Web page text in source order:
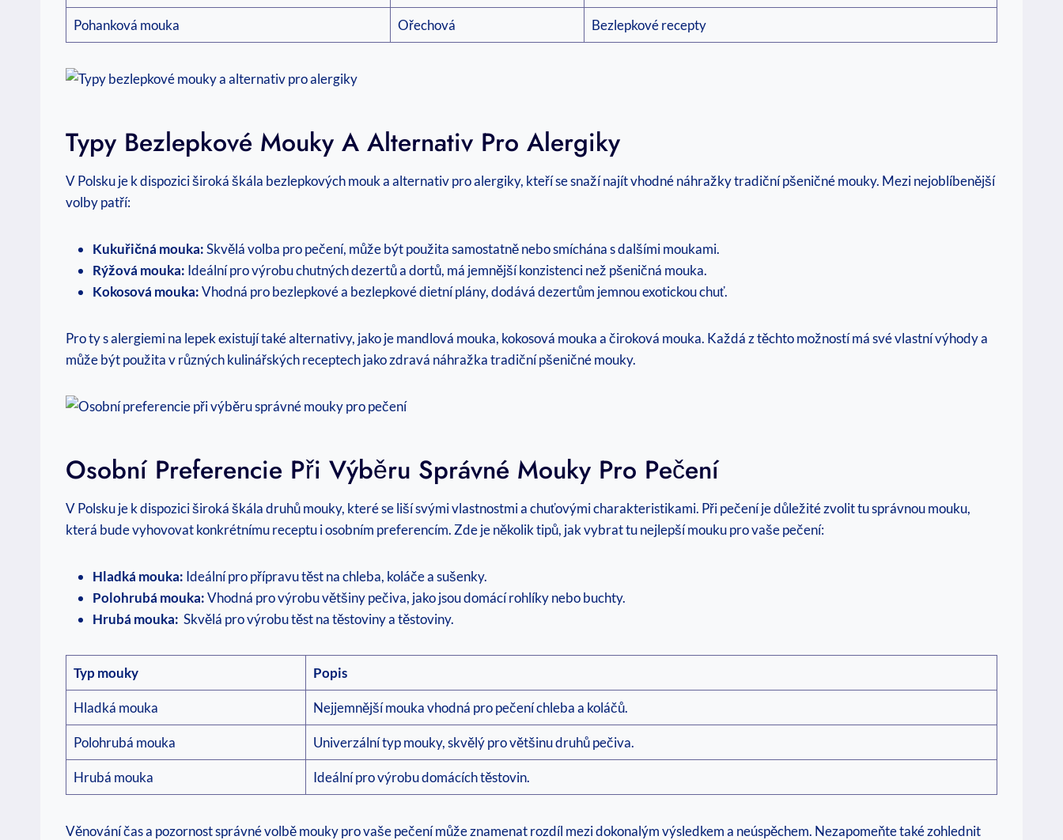
Pohanková mouka Ořechová Bezlepkové‌ recepty
Typy Bezlepkové Mouky A Alternativ Pro Alergiky
V Polsku je k dispozici široká škála bezlepkových ‍mouk a alternativ pro alergiky, kteří se snaží najít vhodné ‍náhražky tradiční pšeničné mouky. Mezi nejoblíbenější
volby patří:
Kukuřičná mouka:Skvělá volba pro pečení, může být použita samostatně nebo smíchána s dalšími moukami.
Rýžová mouka: Ideální pro výrobu chutných dezertů a ⁢dortů,⁢ má jemnější konzistenci než ​pšeničná mouka.
Kokosová‌ mouka:Vhodná pro bezlepkové a bezlepkové dietní plány,‌ dodává dezertům jemnou exotickou chuť.
Pro ty s⁢ alergiemi na lepek existují ⁤také alternativy, jako je mandlová‍ mouka, kokosová ⁣mouka a čiroková mouka.​ Každá z těchto možností má své ⁤vlastní ‍výhody a
může být použita v ‌různých kulinářských receptech jako zdravá náhražka tradiční pšeničné mouky.
Osobní Preferencie Při Výběru Správné⁢ Mouky Pro ⁢pečení
V Polsku ⁣je k dispozici široká škála druhů mouky, které‌ se liší svými vlastnostmi a chuťovými charakteristikami. Při pečení je ⁤důležité zvolit tu správnou mouku,
která bude vyhovovat konkrétnímu receptu i osobním​ preferencím. Zde je několik tipů, jak vybrat​ tu ⁤nejlepší ​mouku pro vaše pečení:
Hladká mouka: Ideální pro přípravu těst na chleba, koláče a⁢ sušenky.
Polohrubá ⁢mouka:Vhodná pro výrobu‌ většiny pečiva, jako​ jsou​ domácí⁣ rohlíky nebo buchty.
Hrubá mouka: ​ Skvělá pro výrobu těst ⁣na těstoviny a těstoviny.
Typ mouky Popis
Hladká mouka Nejjemnější mouka‌ vhodná‍ pro pečení chleba​ a koláčů.
Polohrubá mouka Univerzální ‌typ mouky, skvělý ‍pro většinu druhů pečiva.
Hrubá mouka Ideální pro ‌výrobu​ domácích⁤ těstovin.
Věnování čas a pozornost správné volbě mouky pro vaše pečení může znamenat rozdíl mezi dokonalým výsledkem‌ a neúspěchem. Nezapomeňte také zohlednit